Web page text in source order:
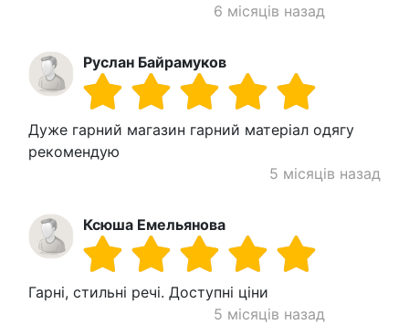
6 місяців назад
Руслан Байрамуков
Дуже гарний магазин гарний матеріал одягу
рекомендую
5 місяців назад
Ксюша Емельянова
Гарні, стильні речі. Доступні ціни
5 місяців назад